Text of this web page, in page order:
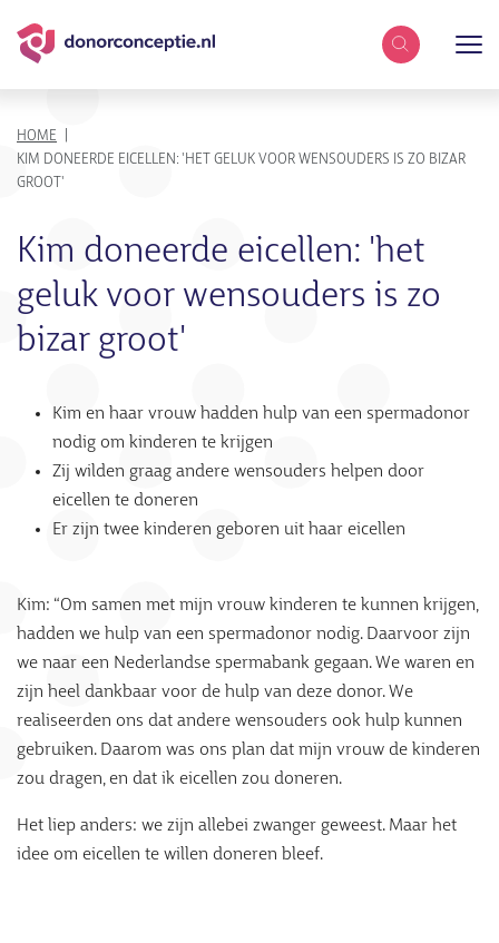
Zoekterm
KRUIMELPAD
HOME
KIM DONEERDE EICELLEN: 'HET GELUK VOOR WENSOUDERS IS ZO BIZAR
GROOT'
Kim doneerde eicellen: 'het
geluk voor wensouders is zo
bizar groot'
Kim en haar vrouw hadden hulp van een spermadonor
nodig om kinderen te krijgen
Zij wilden graag andere wensouders helpen door
eicellen te doneren
Er zijn twee kinderen geboren uit haar eicellen
Kim: “Om samen met mijn vrouw kinderen te kunnen krijgen,
hadden we hulp van een spermadonor nodig. Daarvoor zijn
we naar een Nederlandse spermabank gegaan. We waren en
zijn heel dankbaar voor de hulp van deze donor. We
realiseerden ons dat andere wensouders ook hulp kunnen
gebruiken. Daarom was ons plan dat mijn vrouw de kinderen
zou dragen, en dat ik eicellen zou doneren.
Het liep anders: we zijn allebei zwanger geweest. Maar het
idee om eicellen te willen doneren bleef.